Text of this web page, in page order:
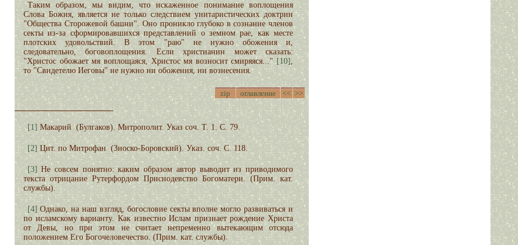
Таким образом, мы видим, что искаженное понимание воплощения
Слова Божия, является не только следствием унитаристических доктрин
"Общества Сторожевой башни". Оно проникло глубоко в сознание членов
секты из-за сформировавшихся представлений о земном рае, как месте
плотских удовольствий. В этом "раю" не нужно обожения и,
следовательно, боговоплощения. Если христианин может сказать:
"Христос обожает мя воплощаяся, Христос мя возносит смиряяся..."[10] ,
то "Свидетелю Иеговы" не нужно ни обожения, ни вознесения.
zip оглавление << >>
[1] Макарий (Булгаков). Митрополит. Указ соч. Т. 1. С. 79.
[2]Цит. по Митрофан (Зноско-Боровский). Указ. соч. С. 118.
[3] Не совсем понятно: каким образом автор выводит из приводимого
текста отрицание Рутерфордом Приснодевство Богоматери. (Прим. кат.
службы).
[4] Однако, на наш взгляд, богословие секты вполне могло развиваться и
по исламскому варианту. Как известно Ислам признает рождение Христа
от Девы, но при этом не считает непременно вытекающим отсюда
положением Его Богочеловечество. (Прим. кат. службы).